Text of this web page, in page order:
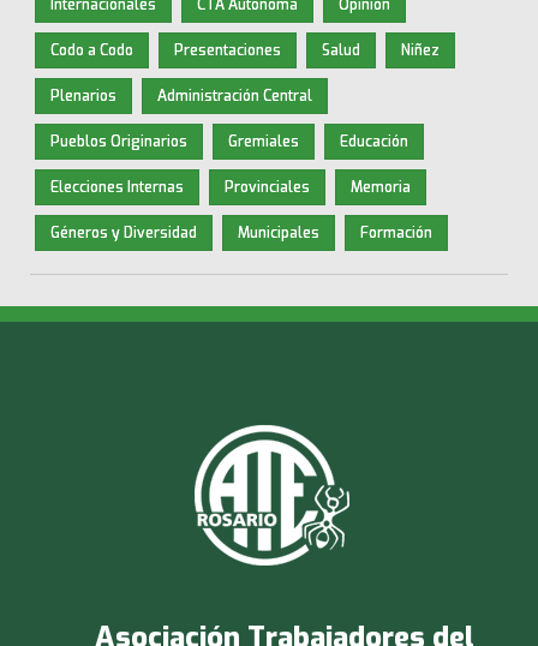
Internacionales CTA Autónoma Opinión
Codo a Codo Presentaciones Salud Niñez
Plenarios Administración Central
Pueblos Originarios Gremiales Educación
Elecciones Internas Provinciales Memoria
Géneros y Diversidad Municipales Formación
Asociación Trabajadores del